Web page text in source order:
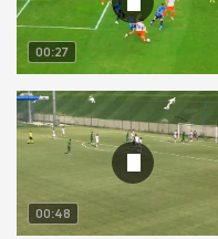
00:27
00:48